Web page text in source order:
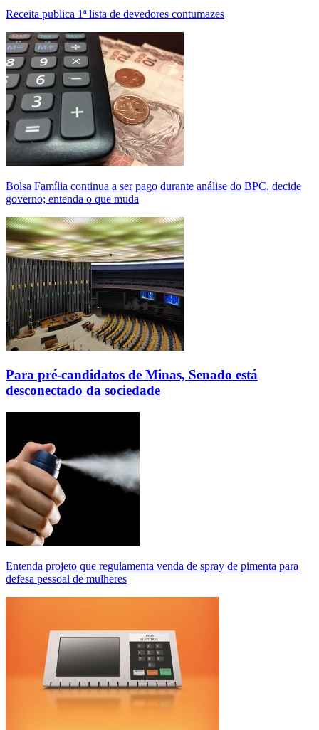
Receita publica 1ª lista de devedores contumazes
Bolsa Família continua a ser pago durante análise do BPC, decide
governo; entenda o que muda
Para pré-candidatos de Minas, Senado está
desconectado da sociedade
Entenda projeto que regulamenta venda de spray de pimenta para
defesa pessoal de mulheres